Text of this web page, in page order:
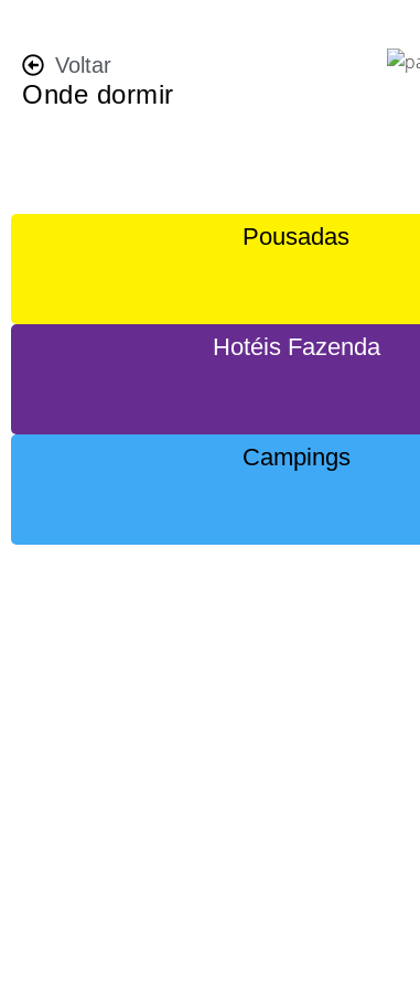
Voltar
Onde dormir
Pousadas
Hotéis Fazenda
Campings